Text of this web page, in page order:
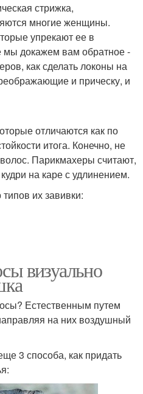
стрижка,
многие женщины.
упрекают ее в
мы докажем вам обратное -
как сделать локоны на
и прическу, и
отличаются как по
итога. Конечно, не
Парикмахеры считают,
на каре с удлинением.
их завивки:
визуально
Естественным путем
на них воздушный
3 способа, как придать